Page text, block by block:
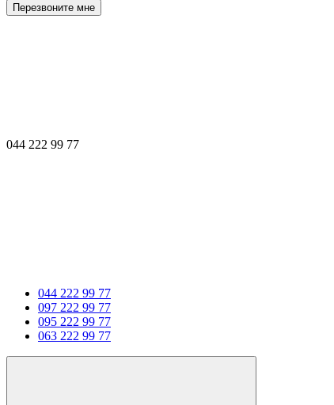
Перезвоните мне
044 222 99 77
044 222 99 77
097 222 99 77
095 222 99 77
063 222 99 77